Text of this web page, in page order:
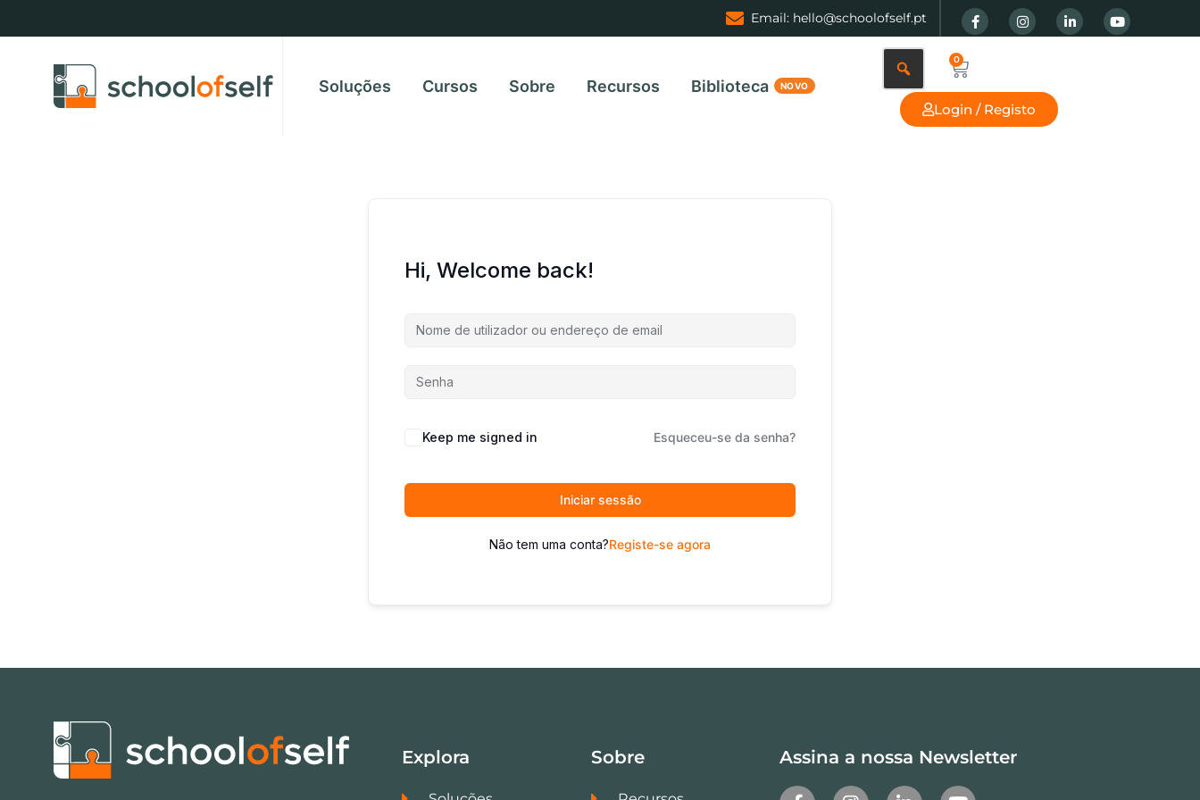
Email: hello@schoolofself.pt
Soluções Cursos Sobre Recursos Biblioteca
0
Login / Registo
Hi, Welcome back!
Keep me signed in Esqueceu-se da senha?
Iniciar sessão
Não tem uma conta?Registe-se agora
Explora Sobre Assina a nossa Newsletter